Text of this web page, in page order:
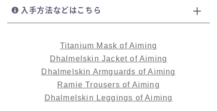
入手方法などはこちら
Titanium Mask of Aiming
Dhalmelskin Jacket of Aiming
Dhalmelskin Armguards of Aiming
Ramie Trousers of Aiming
Dhalmelskin Leggings of Aiming